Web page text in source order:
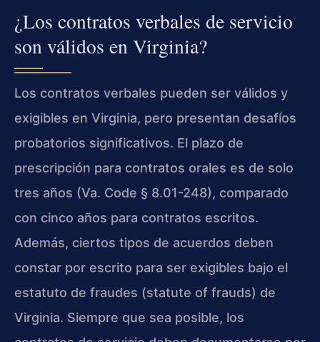
¿Los contratos verbales de servicio
son válidos en Virginia?
Los contratos verbales pueden ser válidos y
exigibles en Virginia, pero presentan desafíos
probatorios significativos. El plazo de
prescripción para contratos orales es de solo
tres años (Va. Code § 8.01-248), comparado
con cinco años para contratos escritos.
Además, ciertos tipos de acuerdos deben
constar por escrito para ser exigibles bajo el
estatuto de fraudes (statute of frauds) de
Virginia. Siempre que sea posible, los